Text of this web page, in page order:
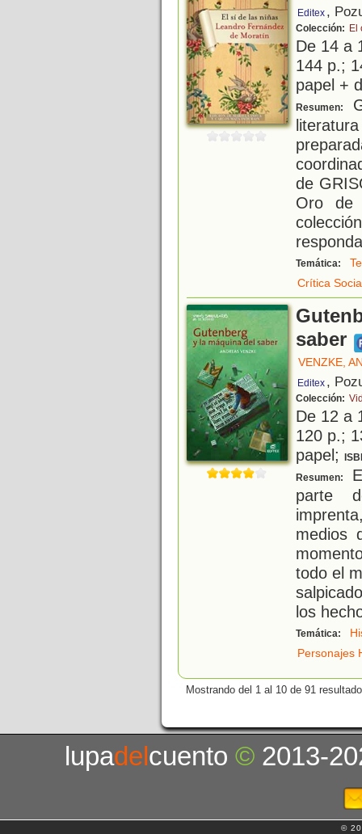
Editex ,
Colección: El
De 14 a
144 p.;
papel +
Resumen:
de
Oro de
Temática:
Crítica
saber
VENZKE,
Editex ,
Colección:
De 12 a
120 p.;
papel;
Resumen:
parte
medios
todo el
los
Temática:
Personajes
Mostrando del 1 al 10 de 91
lupadelcuento© 2013-
©